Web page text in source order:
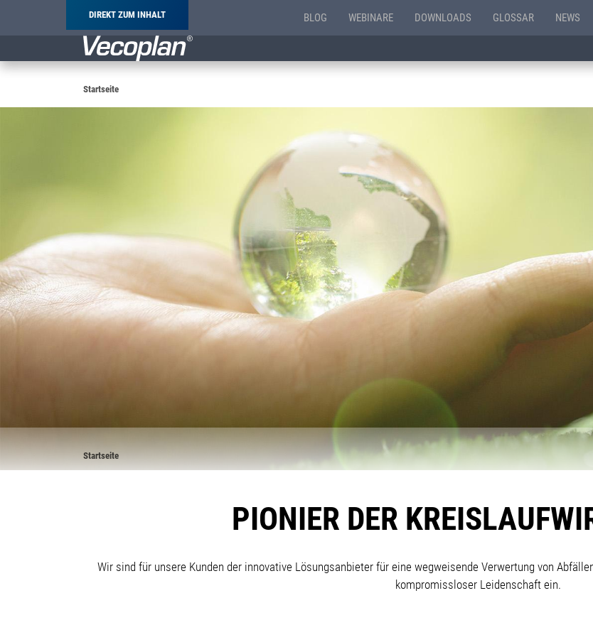
DIREKT ZUM INHALT BLOG WEBINARE DOWNLOADS GLOSSAR NEWS
Pfadnavigation
Startseite
Pfadnavigation
Startseite
PIONIER DER
Wir sind für unsere Kunden der innovative Lösungsanbieter für eine wegweisende Verwertung von
kompromissloser Leidenschaft ein.